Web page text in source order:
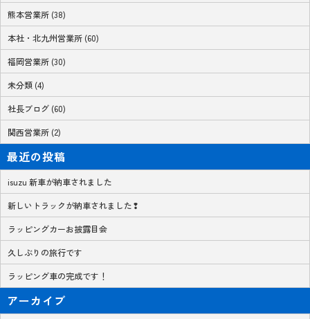
熊本営業所 (38)
本社・北九州営業所 (60)
福岡営業所 (30)
未分類 (4)
社長ブログ (60)
関西営業所 (2)
最近の投稿
isuzu 新車が納車されました
新しいトラックが納車されました❢
ラッピングカーお披露目会
久しぶりの旅行です
ラッピング車の完成です！
アーカイブ